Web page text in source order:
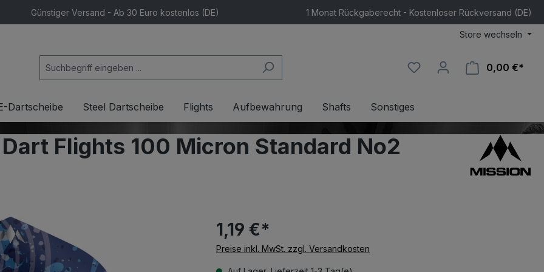
Günstiger Versand - Ab 30 Euro kostenlos (DE) 1 Monat Rückgaberecht - Kostenloser Rückversand (DE)
Store wechseln
0,00 €*
Dartscheibe Steel Dartscheibe Flights Aufbewahrung Shafts Sonstiges
Flights 100 Micron Standard No2
1,19 €*
Preise inkl. MwSt. zzgl. Versandkosten